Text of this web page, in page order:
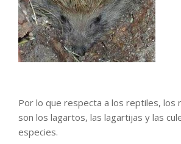
Por lo que respecta a los reptiles, los
son los lagartos, las lagartijas y las
especies.